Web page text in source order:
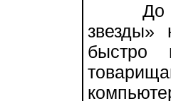
До
звезды»
быстро